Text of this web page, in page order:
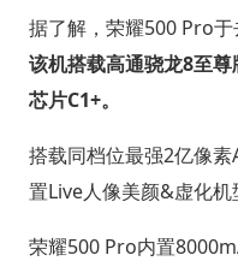
据了解，荣耀500 Pro于
该机搭载高通骁龙8至
芯片C1+。
搭载同档位最强2亿像
置Live人像美颜&虚化机
荣耀500 Pro内置